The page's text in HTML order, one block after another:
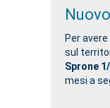
Per
sul
Sprone
mesi a